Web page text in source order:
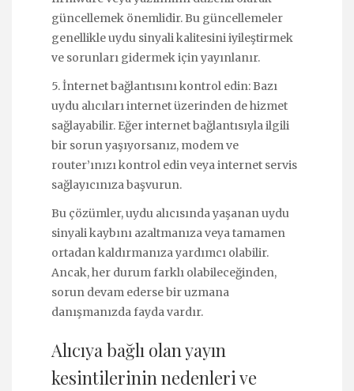
güncellemek önemlidir. Bu güncellemeler
genellikle uydu sinyali kalitesini iyileştirmek
ve sorunları gidermek için yayınlanır.
5. İnternet bağlantısını kontrol edin: Bazı
uydu alıcıları internet üzerinden de hizmet
sağlayabilir. Eğer internet bağlantısıyla ilgili
bir sorun yaşıyorsanız, modem ve
router’ınızı kontrol edin veya internet servis
sağlayıcınıza başvurun.
Bu çözümler, uydu alıcısında yaşanan uydu
sinyali kaybını azaltmanıza veya tamamen
ortadan kaldırmanıza yardımcı olabilir.
Ancak, her durum farklı olabileceğinden,
sorun devam ederse bir uzmana
danışmanızda fayda vardır.
Alıcıya bağlı olan yayın
kesintilerinin nedenleri ve